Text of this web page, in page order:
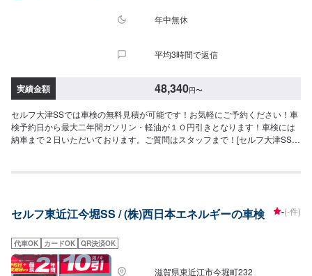
の価格である場合がございます）・車種や初度登録年月からの年数によって
年中無休
平均3時間で返信
実績金額 48,340円〜
セルフ大津SSでは車検の無料見積が可能です！お気軽にご予約ください！車
検予約日から最大二年間ガソリン・軽油が１０円引きとなります！車検には
納車まで２日いただいております。ご質問はスタッフまで！[セルフ大津SS-
22,000円各種法定料金合計26,340円-----------------------------------------→[合
計]58,250円-中型自動車(1,001〜1,500kg)-ー（C-HR,WRXSTIなど）車検基本
計]66,450円-大型自動車(1,501〜2,000kg)-ー（ヴォクシー,CX-30など）車検
基本料22,000円各種法定料金合計52,750円-----------------------------------------
→[合計]74,750円≪注意事項≫・記載してある車種はあくまで一例です（グレ
セルフ東近江今堀SS / (株)西日本エネルギーの車検 -(-件)
代車OK カードOK QR決済OK
滋賀県東近江市今堀町232